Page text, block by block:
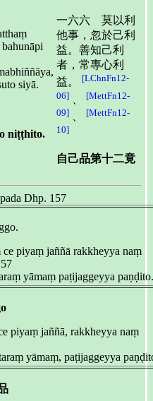
bahunāpi
siyā.
niṭṭhito.
一六六 莫以利
他事，忽於己利
益。善知己利
者，常專心利
益。
[LChnFn12-
06]
[MettFn12-
09]
[MettFn12-
10]
自己品第十二竟
Dhp. 157
ce piyaṃ jaññā rakkheyya naṃ
yāmaṃ paṭijaggeyya paṇḍito.
piyaṃ jaññā, rakkheyya naṃ
yāmaṃ, paṭijaggeyya